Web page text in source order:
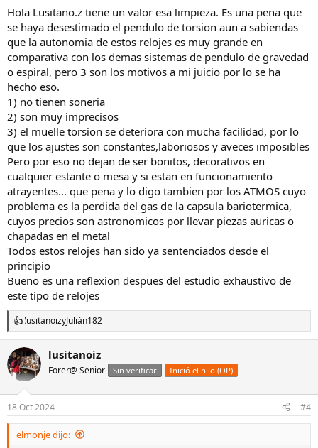
Hola Lusitano.z tiene un valor esa limpieza. Es una pena que
se haya desestimado el pendulo de torsion aun a sabiendas
que la autonomia de estos relojes es muy grande en
comparativa con los demas sistemas de pendulo de gravedad
o espiral, pero 3 son los motivos a mi juicio por lo se ha
hecho eso.
1) no tienen soneria
2) son muy imprecisos
3) el muelle torsion se deteriora con mucha facilidad, por lo
que los ajustes son constantes,laboriosos y aveces imposibles
Pero por eso no dejan de ser bonitos, decorativos en
cualquier estante o mesa y si estan en funcionamiento
atrayentes... que pena y lo digo tambien por los ATMOS cuyo
problema es la perdida del gas de la capsula bariotermica,
cuyos precios son astronomicos por llevar piezas auricas o
chapadas en el metal
Todos estos relojes han sido ya sentenciados desde el
principio
Bueno es una reflexion despues del estudio exhaustivo de
este tipo de relojes
R
e
a
c
c
o
n
e
lusitanoizyJulián182
lusitanoiz
Forer@ Senior Sin verificar Inició el hilo (OP)
18 Oct 2024 #4
elmonje dijo: